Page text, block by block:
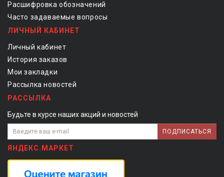
Расшифровка обозначений
Часто задаваемые вопросы
ЛИЧНЫЙ КАБИНЕТ
Личный кабинет
История заказов
Мои закладки
Рассылка новостей
РАССЫЛКА
Будьте в курсе наших акций и новостей
ПОДПИСАТЬСЯ
ЯНДЕКС.МАРКЕТ